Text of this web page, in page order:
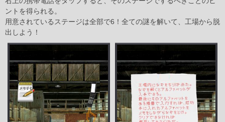
ントを得られる。
用意されているステージは全部で6！全ての謎を解いて、工場から脱
出しよう！